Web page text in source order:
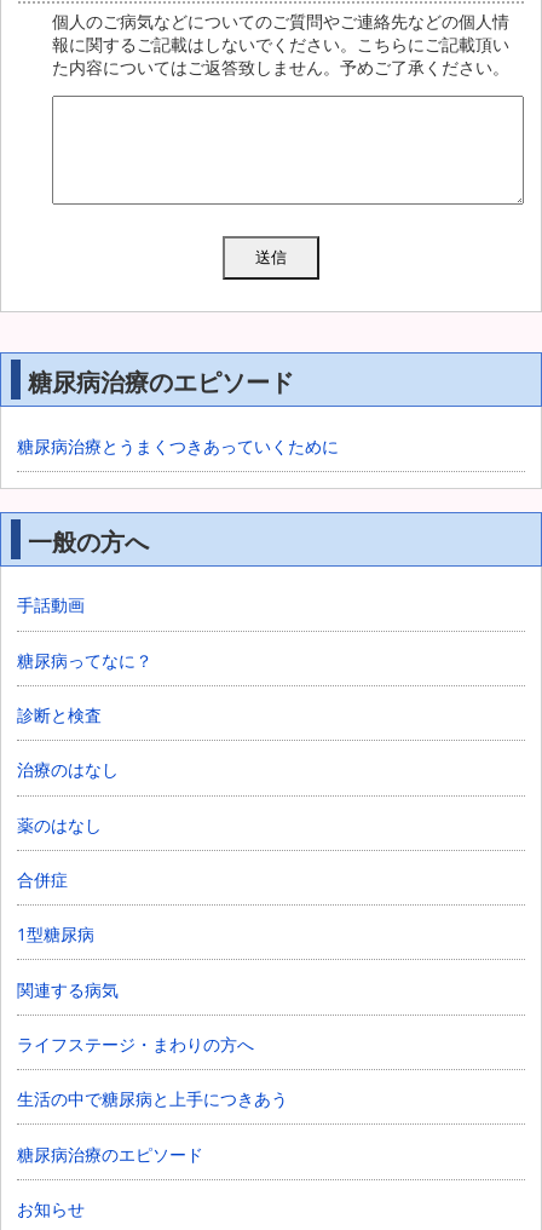
個人のご病気などについてのご質問やご連絡先などの個人情
報に関するご記載はしないでください。こちらにご記載頂い
た内容についてはご返答致しません。予めご了承ください。
糖尿病治療のエピソード
糖尿病治療とうまくつきあっていくために
一般の方へ
手話動画
糖尿病ってなに？
診断と検査
治療のはなし
薬のはなし
合併症
1型糖尿病
関連する病気
ライフステージ・まわりの方へ
生活の中で糖尿病と上手につきあう
糖尿病治療のエピソード
お知らせ